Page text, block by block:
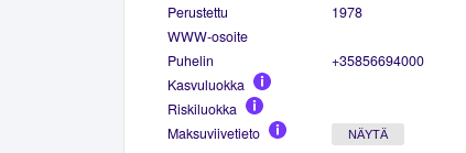
Perustettu
1978
WWW-osoite
Puhelin
+35856694000
Kasvuluokka
Riskiluokka
Maksuviivetieto
NÄYTÄ